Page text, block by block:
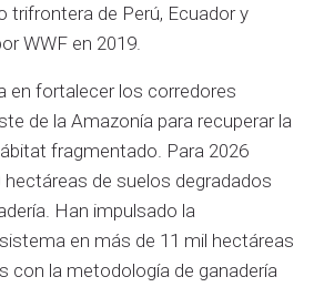
trifrontera de Perú, Ecuador y
WWF en 2019.
en fortalecer los corredores
de la Amazonía para recuperar la
fragmentado. Para 2026
hectáreas de suelos degradados
Han impulsado la
en más de 11 mil hectáreas
con la metodología de ganadería